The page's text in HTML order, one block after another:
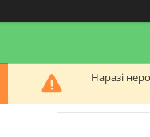
Наразі